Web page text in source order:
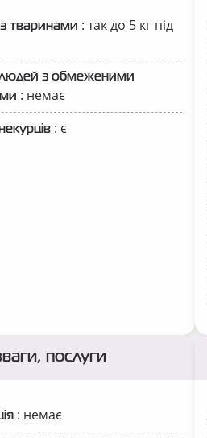
тваринами : так до 5 кг під
з обмеженими
: немає
: є
послуги
: немає